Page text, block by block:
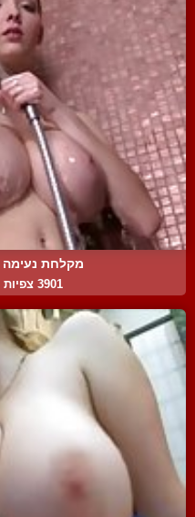
מקלחת
3901 צפיות